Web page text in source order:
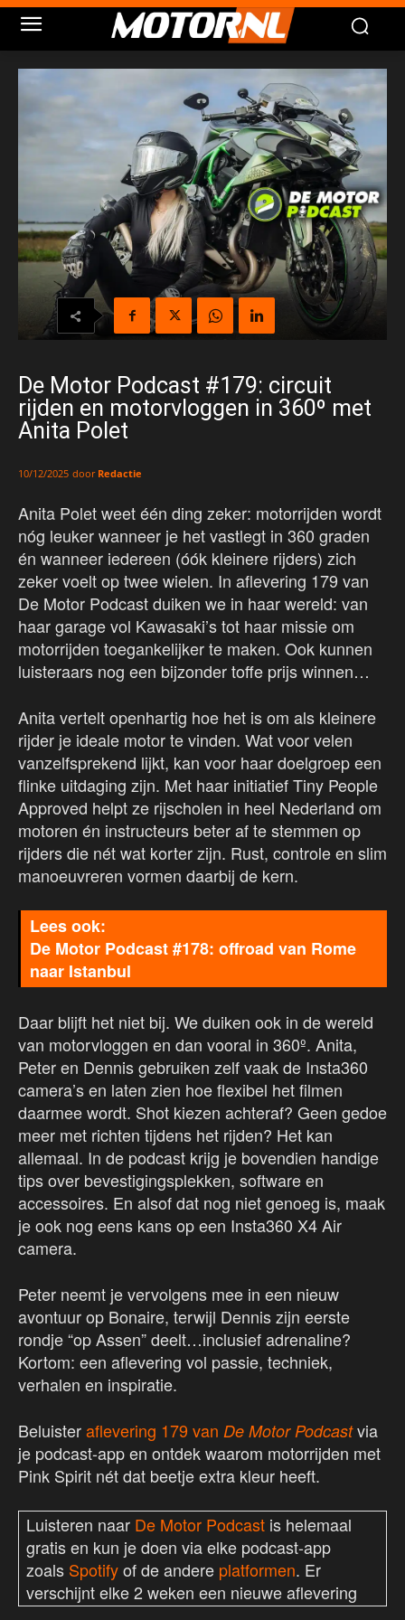
De Motor Podcast #179: circuit
rijden en motorvloggen in 360º met
Anita Polet
10/12/2025 door Redactie
Anita Polet weet één ding zeker: motorrijden wordt
nóg leuker wanneer je het vastlegt in 360 graden
én wanneer iedereen (óók kleinere rijders) zich
zeker voelt op twee wielen. In aflevering 179 van
De Motor Podcast duiken we in haar wereld: van
haar garage vol Kawasaki’s tot haar missie om
motorrijden toegankelijker te maken. Ook kunnen
luisteraars nog een bijzonder toffe prijs winnen…
Anita vertelt openhartig hoe het is om als kleinere
rijder je ideale motor te vinden. Wat voor velen
vanzelfsprekend lijkt, kan voor haar doelgroep een
flinke uitdaging zijn. Met haar initiatief Tiny People
Approved helpt ze rijscholen in heel Nederland om
motoren én instructeurs beter af te stemmen op
rijders die nét wat korter zijn. Rust, controle en slim
manoeuvreren vormen daarbij de kern.
De Motor Podcast #178: offroad van Rome
naar Istanbul
Daar blijft het niet bij. We duiken ook in de wereld
van motorvloggen en dan vooral in 360º. Anita,
Peter en Dennis gebruiken zelf vaak de Insta360
camera’s en laten zien hoe flexibel het filmen
daarmee wordt. Shot kiezen achteraf? Geen gedoe
meer met richten tijdens het rijden? Het kan
allemaal. In de podcast krijg je bovendien handige
tips over bevestigingsplekken, software en
accessoires. En alsof dat nog niet genoeg is, maak
je ook nog eens kans op een Insta360 X4 Air
camera.
Peter neemt je vervolgens mee in een nieuw
avontuur op Bonaire, terwijl Dennis zijn eerste
rondje “op Assen” deelt…inclusief adrenaline?
Kortom: een aflevering vol passie, techniek,
verhalen en inspiratie.
Beluisteraflevering 179 van De Motor Podcastvia
je podcast-app en ontdek waarom motorrijden met
Pink Spirit nét dat beetje extra kleur heeft.
Luisteren naar De Motor Podcast is helemaal
gratis en kun je doen via elke podcast-app
zoals Spotifyof de andere platformen. Er
verschijnt elke 2 weken een nieuwe aflevering